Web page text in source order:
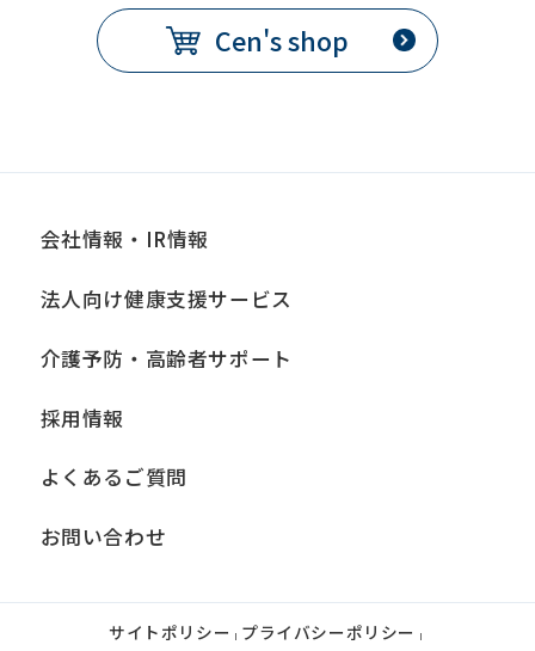
Cen's shop
会社情報・IR情報
法人向け健康支援サービス
介護予防・高齢者サポート
採用情報
よくあるご質問
お問い合わせ
サイトポリシー | プライバシーポリシー |